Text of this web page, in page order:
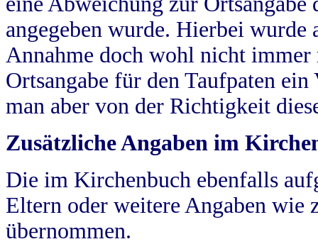
angegeben wurde. Hierbei wurde
Annahme doch wohl nicht
Ortsangabe für den Taufpaten
man aber von der Richtigkeit
Zusätzliche Angaben im
Die im Kirchenbuch ebenfalls
Eltern oder weitere Angaben wie
übernommen.